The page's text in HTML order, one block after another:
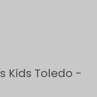
Kids Toledo -